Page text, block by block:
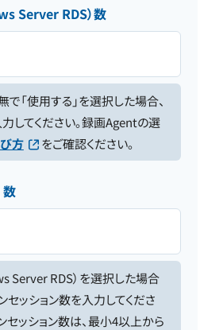
Server RDS）数
「使用する」を選択した場合、
してください。録画Agentの選
方 をご確認ください。
Server RDS）を選択した場合
ッション数を入力してくださ
セッション数は、最小4以上から